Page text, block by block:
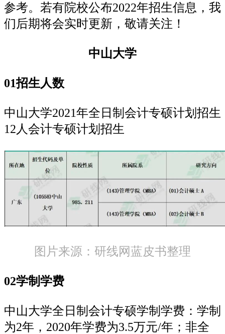
参考。若有院校公布2022年招生信息，我
们后期将会实时更新，敬请关注！
中山大学
01招生人数
中山大学2021年全日制会计专硕计划招生
12人会计专硕计划招生
图片来源：研线网蓝皮书整理
02学制学费
中山大学全日制会计专硕学制学费：学制
为2年，2020年学费为3.5万元/年；非全